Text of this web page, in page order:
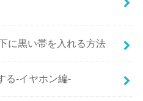
に黒い帯を入れる方法
る-イヤホン編-